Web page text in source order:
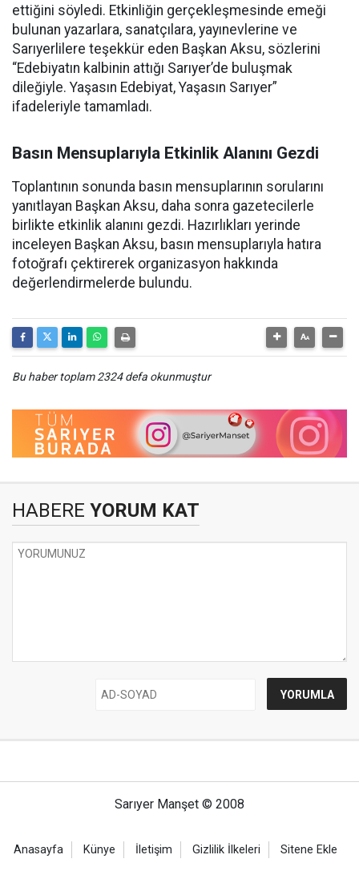
ettiğini söyledi. Etkinliğin gerçekleşmesinde emeği
bulunan yazarlara, sanatçılara, yayınevlerine ve
Sarıyerlilere teşekkür eden Başkan Aksu, sözlerini
“Edebiyatın kalbinin attığı Sarıyer’de buluşmak
dileğiyle. Yaşasın Edebiyat, Yaşasın Sarıyer”
ifadeleriyle tamamladı.
Basın Mensuplarıyla Etkinlik Alanını Gezdi
Toplantının sonunda basın mensuplarının sorularını
yanıtlayan Başkan Aksu, daha sonra gazetecilerle
birlikte etkinlik alanını gezdi. Hazırlıkları yerinde
inceleyen Başkan Aksu, basın mensuplarıyla hatıra
fotoğrafı çektirerek organizasyon hakkında
değerlendirmelerde bulundu.
Bu haber toplam 2324 defa okunmuştur
HABERE YORUM KAT
Sarıyer Manşet © 2008
Anasayfa Künye İletişim Gizlilik İlkeleri Sitene Ekle